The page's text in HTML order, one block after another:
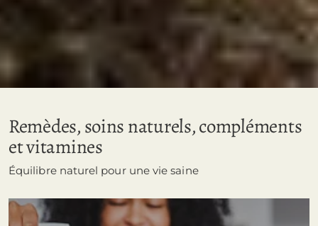
Remèdes, soins naturels, compléments
et vitamines
Équilibre naturel pour une vie saine